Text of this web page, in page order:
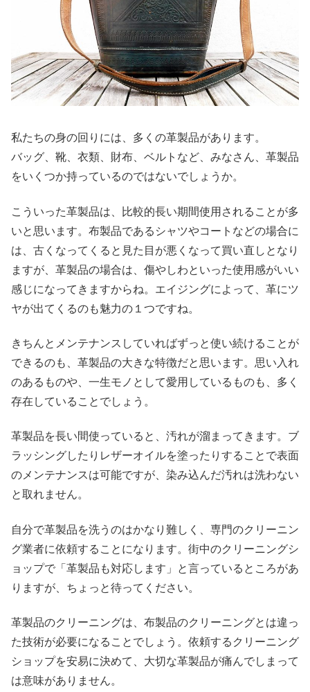
私たちの身の回りには、多くの革製品があります。
バッグ、靴、衣類、財布、ベルトなど、みなさん、革製品
をいくつか持っているのではないでしょうか。
こういった革製品は、比較的長い期間使用されることが多
いと思います。布製品であるシャツやコートなどの場合に
は、古くなってくると見た目が悪くなって買い直しとなり
ますが、革製品の場合は、傷やしわといった使用感がいい
感じになってきますからね。エイジングによって、革にツ
ヤが出てくるのも魅力の１つですね。
きちんとメンテナンスしていればずっと使い続けることが
できるのも、革製品の大きな特徴だと思います。思い入れ
のあるものや、一生モノとして愛用しているものも、多く
存在していることでしょう。
革製品を長い間使っていると、汚れが溜まってきます。ブ
ラッシングしたりレザーオイルを塗ったりすることで表面
のメンテナンスは可能ですが、染み込んだ汚れは洗わない
と取れません。
自分で革製品を洗うのはかなり難しく、専門のクリーニン
グ業者に依頼することになります。街中のクリーニングシ
ョップで「革製品も対応します」と言っているところがあ
りますが、ちょっと待ってください。
革製品のクリーニングは、布製品のクリーニングとは違っ
た技術が必要になることでしょう。依頼するクリーニング
ショップを安易に決めて、大切な革製品が痛んでしまって
は意味がありません。